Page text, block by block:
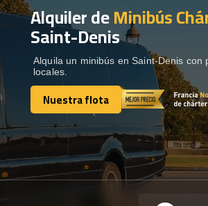
ALQUILER DE AUTOCARES
DESTINOS
RECORRIDAS
Alquiler deMinibús
Saint-Denis
Alquila un minibús en Saint-Denis con
locales.
Nuestra flota
Nuestra flota